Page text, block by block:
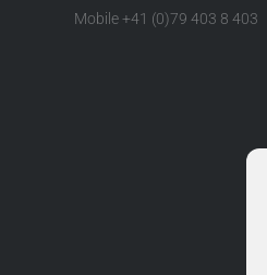
Mobile +41 (0)79 403 8 403